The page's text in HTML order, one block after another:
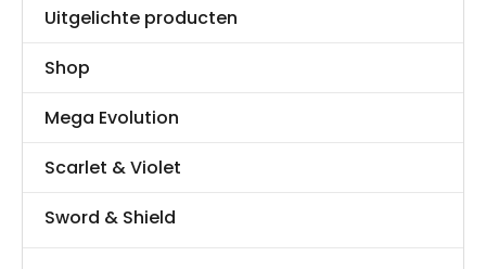
Uitgelichte producten
Shop
Mega Evolution
Scarlet & Violet
Sword & Shield